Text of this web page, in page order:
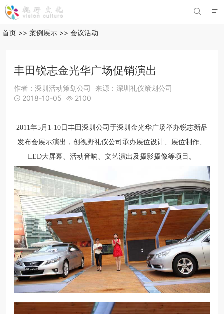


首页 >> 案例展示 >> 会议活动
丰田锐志金光华广场促销演出
作者：深圳活动策划公司 来源：深圳礼仪策划公司
 2018-10-05  2100
2011年5月1-10日丰田深圳公司于深圳金光华广场举办锐志新品
发布会展示演出，创视野礼仪公司承办展位设计、展位制作、
LED大屏幕、活动音响、文艺演出及摄影摄像等项目。